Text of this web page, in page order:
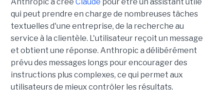
Anthropic a créé Claude pour être un assistant utile
qui peut prendre en charge de nombreuses tâches
textuelles d'une entreprise, de la recherche au
service à la clientèle. L'utilisateur reçoit un message
et obtient une réponse. Anthropic a délibérément
prévu des messages longs pour encourager des
instructions plus complexes, ce qui permet aux
utilisateurs de mieux contrôler les résultats.